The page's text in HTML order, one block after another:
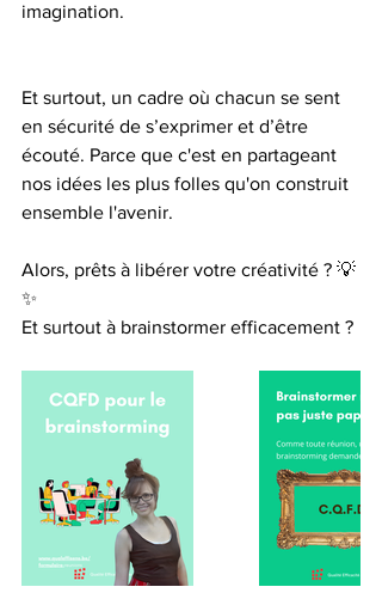
imagination.
Et surtout, un cadre où chacun se sent
en sécurité de s’exprimer et d’être
écouté. Parce que c'est en partageant
nos idées les plus folles qu'on construit
ensemble l'avenir.
Alors, prêts à libérer votre créativité ? 💡
✨
Et surtout à brainstormer efficacement ?